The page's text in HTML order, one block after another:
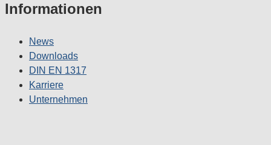
Informationen
News
Downloads
DIN EN 1317
Karriere
Unternehmen